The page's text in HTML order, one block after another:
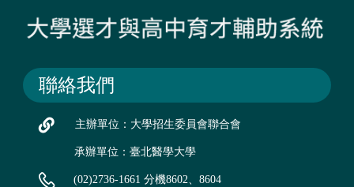
聯絡我們
主辦單位：大學招生委員會聯合會
承辦單位：臺北醫學大學
(02)2736-1661 分機8602、8604